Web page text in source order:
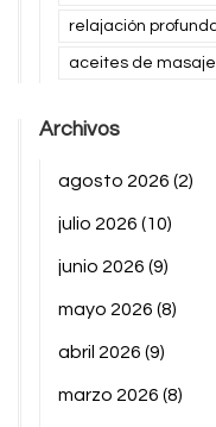
relajación
aceites de masaje
Archivos
agosto 2026 (2)
julio 2026 (10)
junio 2026 (9)
mayo 2026 (8)
abril 2026 (9)
marzo 2026 (8)